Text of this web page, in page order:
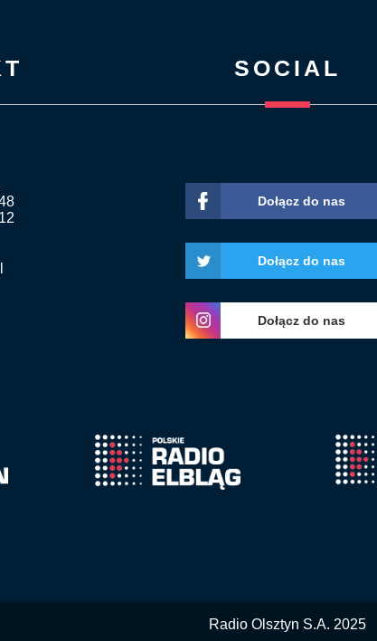
SOCIAL
Dołącz do nas
Dołącz do nas
Dołącz do nas
Radio Olsztyn S.A. 2025